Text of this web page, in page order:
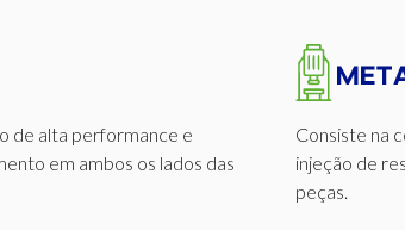
de alta performance e
em ambos os lados das
Consiste na
injeção de
peças.